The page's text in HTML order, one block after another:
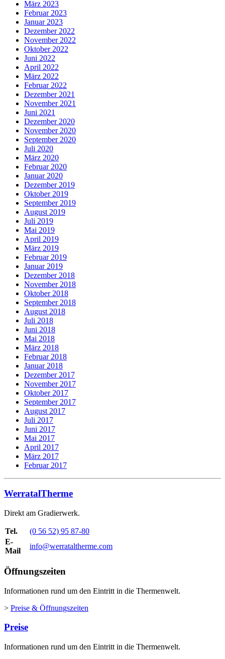
März 2023
Februar 2023
Januar 2023
Dezember 2022
November 2022
Oktober 2022
Juni 2022
April 2022
März 2022
Februar 2022
Dezember 2021
November 2021
Juni 2021
Dezember 2020
November 2020
September 2020
Juli 2020
März 2020
Februar 2020
Januar 2020
Dezember 2019
Oktober 2019
September 2019
August 2019
Juli 2019
Mai 2019
April 2019
März 2019
Februar 2019
Januar 2019
Dezember 2018
November 2018
Oktober 2018
September 2018
August 2018
Juli 2018
Juni 2018
Mai 2018
März 2018
Februar 2018
Januar 2018
Dezember 2017
November 2017
Oktober 2017
September 2017
August 2017
Juli 2017
Juni 2017
Mai 2017
April 2017
März 2017
Februar 2017
WerratalTherme
Direkt am Gradierwerk.
Tel.
(0 56 52) 95 87-80
E-
Mail
info@werrataltherme.com
Öffnungszeiten
Informationen rund um den Eintritt in die Thermenwelt.
> Preise & Öffnungszeiten
Preise
Informationen rund um den Eintritt in die Thermenwelt.